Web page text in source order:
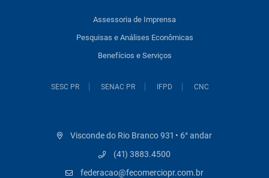
Assessoria de Imprensa
Pesquisas e Análises Econômicas
Benefícios e Serviços
SESC PR SENAC PR IFPD CNC
Visconde do Rio Branco 931 • 6° andar
(41) 3883.4500
federacao@fecomerciopr.com.br